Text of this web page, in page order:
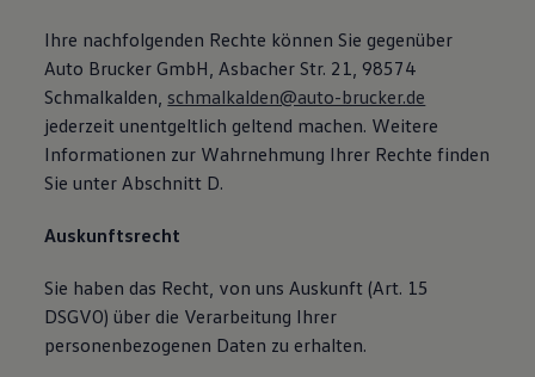
Ihre nachfolgenden Rechte können Sie gegenüber
Auto Brucker GmbH, Asbacher Str. 21, 98574
Schmalkalden, schmalkalden@auto-brucker.de
jederzeit unentgeltlich geltend machen. Weitere
Informationen zur Wahrnehmung Ihrer Rechte finden
Sie unter Abschnitt D.
Auskunftsrecht
Sie haben das Recht, von uns Auskunft (Art. 15
DSGVO) über die Verarbeitung Ihrer
personenbezogenen Daten zu erhalten.